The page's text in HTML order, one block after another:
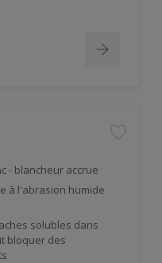
- blancheur accrue
à l'abrasion humide
solubles dans
bloquer des